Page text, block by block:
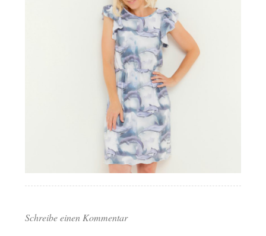
Schreibe einen Kommentar